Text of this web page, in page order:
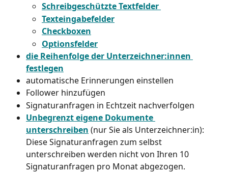
Schreibgeschützte Textfelder
Texteingabefelder
Checkboxen
Optionsfelder
die Reihenfolge der Unterzeichner:innen
festlegen
automatische Erinnerungen einstellen
Follower hinzufügen
Signaturanfragen in Echtzeit nachverfolgen
Unbegrenzt eigene Dokumente
unterschreiben (nur Sie als Unterzeichner:in):
Diese Signaturanfragen zum selbst
unterschreiben werden nicht von Ihren 10
Signaturanfragen pro Monat abgezogen.